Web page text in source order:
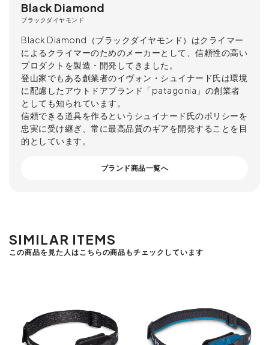
Black Diamond
ブラックダイヤモンド
Black Diamond（ブラックダイヤモンド）はクライマー
によるクライマーのためのメーカーとして、信頼性の高い
プロダクトを製造・開発してきました。
登山家でもある創業者のイヴォン・シュイナード氏は環境
に配慮したアウトドアブランド「patagonia」の創業者
としても知られています。
信頼できる道具を作るというシュイナード氏のポリシーを
忠実に受け継ぎ、常に最高品質のギアを開発することを目
的としています。
ブランド商品一覧へ
SIMILAR ITEMS
この商品を見た人はこちらの商品もチェックしています